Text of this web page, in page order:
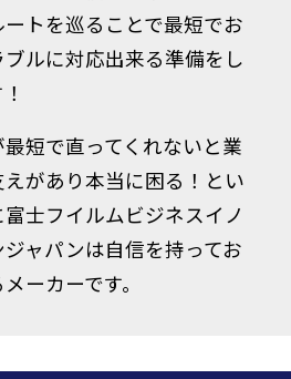
トを巡ることで最短でお
ルに対応出来る準備をし
短で直ってくれないと業
があり本当に困る！とい
士フイルムビジネスイノ
ャパンは自信を持ってお
ーカーです。